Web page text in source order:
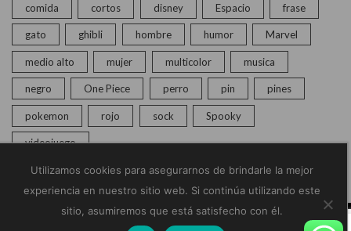
comida cortos disney Espacio frase
gato ghibli hombre humor Marvel
medio alto mujer multicolor musica
negro One Piece perro pin pines
pokemon rojo sock Spooky
videojuego
© Copyright 2020 – 2025 | Monkey Socks | Todos los
Utilizamos cookies para asegurarnos de brindarle la mejor
experiencia en nuestro sitio web. Si continúa utilizando este
sitio, asumiremos que está satisfecho con él.